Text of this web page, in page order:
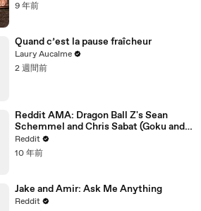
9 年前
Quand c’est la pause fraîcheur
Laury Aucalme
2 週間前
Reddit AMA: Dragon Ball Z's Sean
Schemmel and Chris Sabat (Goku and
Vegeta)
Reddit
10 年前
Jake and Amir: Ask Me Anything
Reddit